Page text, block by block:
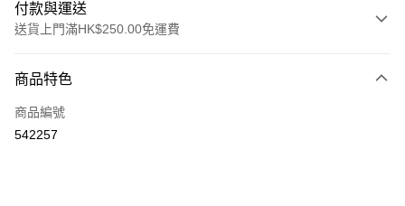
付款與運送
送貨上門滿HK$250.00免運費
信用卡
Apple Pay
商品特色
商品編號
542257